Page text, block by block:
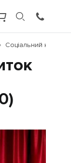
Соціальний квиток